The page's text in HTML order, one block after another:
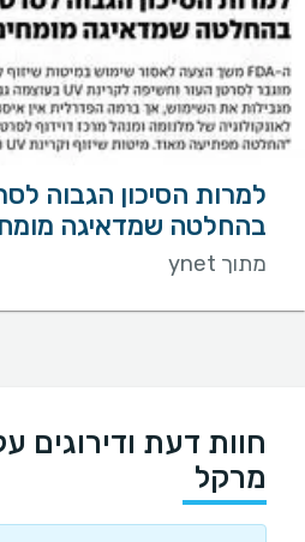
בהחלטה שמדאיגה
מתוך ynet
חוות דעת ודירוגים
מרקל